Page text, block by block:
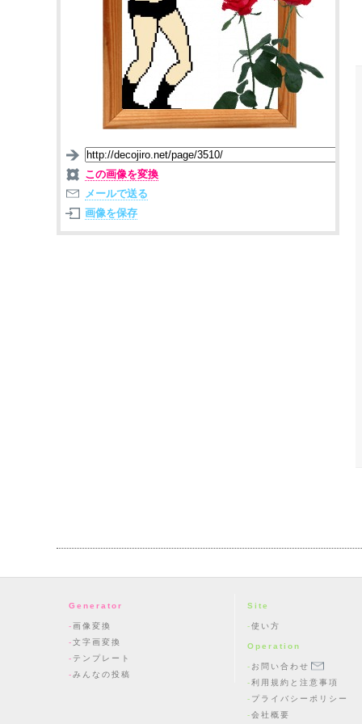
この画像を変換
メールで送る
画像を保存
Generator
画像変換
文字画変換
テンプレート
みんなの投稿
Site
使い方
Operation
お問い合わせ
利用規約と注意事項
プライバシーポリシー
会社概要